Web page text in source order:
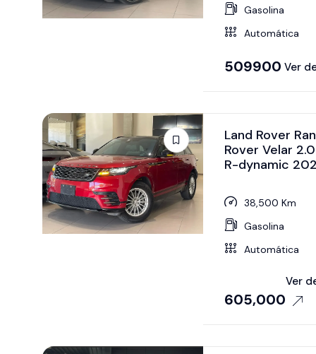
Gasolina
Automática
509900 Ver
Land Rover
Rover Velar
R-dynamic
38,500 Km
Gasolina
Automática
605,000
Ver